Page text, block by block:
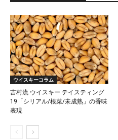
ウイスキーコラム
吉村流 ウイスキー テイスティング
19「シリアル/根菜/未成熟」の香味
表現